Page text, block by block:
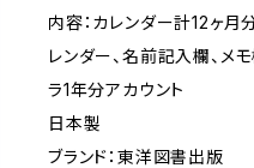
内容：カレンダー計12ヶ月
レンダー、名前記入欄、メ
ラ1年分アカウント
日本製
ブランド：東洋図書出版